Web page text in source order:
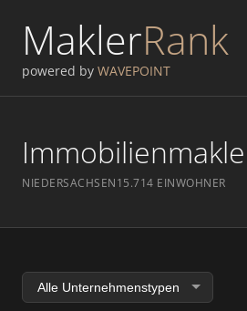
MaklerRank
powered by WAVEPOINT
NIEDERSACHSEN15.714 EINWOHNER